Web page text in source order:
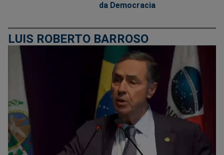
da Democracia
LUIS ROBERTO BARROSO